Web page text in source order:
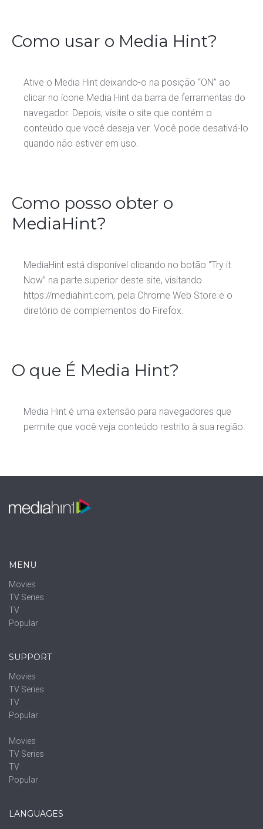
Como usar o Media Hint?
Ative o Media Hint deixando-o na posição “ON” ao
clicar no ícone Media Hint da barra de ferramentas do
navegador. Depois, visite o site que contém o
conteúdo que você deseja ver. Você pode desativá-lo
quando não estiver em uso.
Como posso obter o
MediaHint?
MediaHint está disponível clicando no botão “Try it
Now” na parte superior deste site, visitando
https://mediahint.com, pela Chrome Web Store e o
diretório de complementos do Firefox.
O que É Media Hint?
Media Hint é uma extensão para navegadores que
permite que você veja conteúdo restrito à sua região.
MENU
Movies
TV Series
TV
Popular
SUPPORT
Movies
TV Series
TV
Popular
Movies
TV Series
TV
Popular
LANGUAGES